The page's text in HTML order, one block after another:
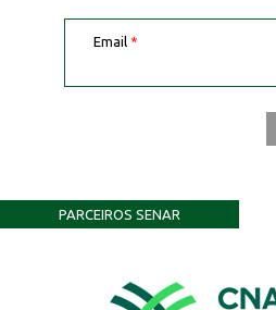
Email *
PARCEIROS SENAR